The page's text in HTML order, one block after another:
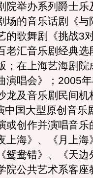
院举办系列爵士乐
场的音乐话剧《与
的歌舞剧《挑战3
老汇音乐剧经典选
；在上海艺海剧院
唱会》；2005
龙及音乐剧民间机
中国大型原创音乐
或创作并演唱音乐
上海》、《月上海
鸳鸯错》、《天
院公共艺术系客座